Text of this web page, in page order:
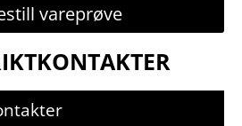
vareprøve